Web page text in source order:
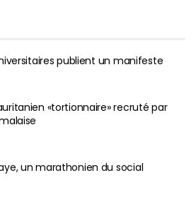
publient un manifeste
«tortionnaire» recruté par
un marathonien du social